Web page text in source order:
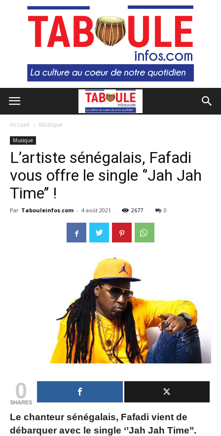
Accueil Musique
Musique
L’artiste sénégalais, Fafadi
vous offre le single ‘’Jah Jah
Time’’ !
Par Tabouleinfos.com - 4 août 2021 2677 0
0
SHARES
Le chanteur sénégalais, Fafadi vient de
débarquer avec le single ‘’Jah Jah Time’’.